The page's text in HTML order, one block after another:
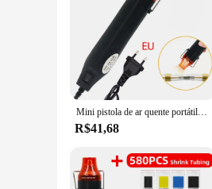
Mini pistola de ar quente portátil elétrica, Heat Shrink Butt, DIY Craft, Embossing, Embrulho, PVC, 300W, 300Pcs
R$41,68